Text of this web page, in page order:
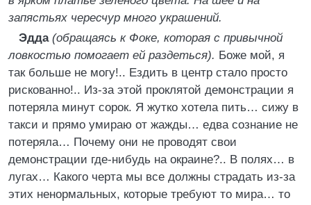
запястьях чересчур много украшений.
Эдда (обращаясь к Фоке, которая с привычной
ловкостью помогает ей раздеться). Боже мой, я
так больше не могу!.. Ездить в центр стало просто
рискованно!.. Из-за этой проклятой демонстрации я
потеряла минут сорок. Я жутко хотела пить… сижу в
такси и прямо умираю от жажды… едва сознание не
потеряла… Почему они не проводят свои
демонстрации где-нибудь на окраине?.. В полях… в
лугах… Какого черта мы все должны страдать из-за
этих ненормальных, которые требуют то мира… то